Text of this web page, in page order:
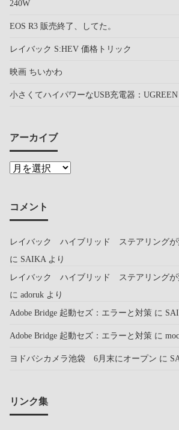
240W
EOS R3 販売終了、してた。
レイバック S:HEV 価格トリック
映画 ちいかわ
小さくてハイパワーなUSB充電器：
アーカイブ
コメント
レイバック ハイブリッド ステアリングが
に SAIKA より
レイバック ハイブリッド ステアリングが
に adoruk より
Adobe Bridge 起動セズ：エラーと対策 に
Adobe Bridge 起動セズ：エラーと対策 に
ヨドバシカメラ池袋 6月末にオープン に
リンク集